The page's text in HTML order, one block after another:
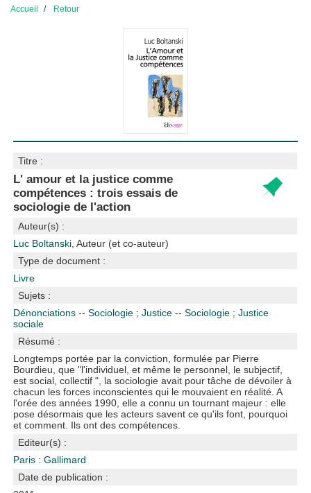
Accueil Retour
Titre :
L' amour et la justice comme
compétences : trois essais de
sociologie de l'action
Auteur(s) :
Luc Boltanski , Auteur (et co-auteur)
Type de document :
Livre
Sujets :
Dénonciations -- Sociologie ;Justice -- Sociologie ;Justice
sociale
Résumé :
Longtemps portée par la conviction, formulée par Pierre
Bourdieu, que "l'individuel, et même le personnel, le subjectif,
est social, collectif ", la sociologie avait pour tâche de dévoiler à
chacun les forces inconscientes qui le mouvaient en réalité. A
l'orée des années 1990, elle a connu un tournant majeur : elle
pose désormais que les acteurs savent ce qu'ils font, pourquoi
et comment. Ils ont des compétences.
Editeur(s) :
Paris : Gallimard
Date de publication :